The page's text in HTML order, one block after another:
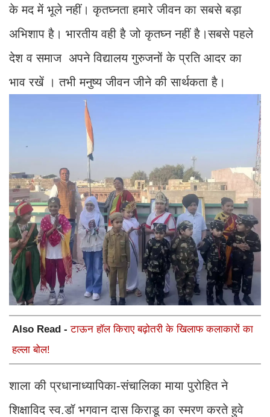
के मद में भूले नहीं। कृतघ्नता हमारे जीवन का सबसे बड़ा
अभिशाप है। भारतीय वही है जो कृतघ्न नहीं है।सबसे पहले
देश व समाज अपने विद्यालय गुरुजनों के प्रति आदर का
भाव रखें । तभी मनुष्य जीवन जीने की सार्थकता है।
Also Read -टाऊन हॉल किराए बढ़ोतरी के खिलाफ कलाकारों का
हल्ला बोल!
शाला की प्रधानाध्यापिका-संचालिका माया पुरोहित ने
शिक्षाविद स्व.डॉ भगवान दास किराडू का स्मरण करते हुवे